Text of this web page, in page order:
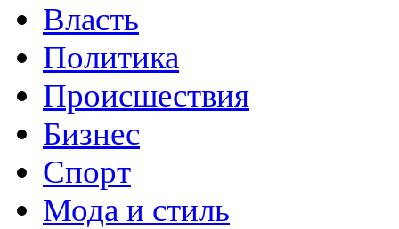
Власть
Политика
Происшествия
Бизнес
Спорт
Мода и стиль